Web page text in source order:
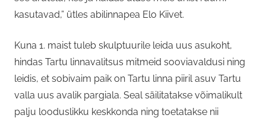
kasutavad,” ütles abilinnapea Elo Kiivet.
Kuna 1. maist tuleb skulptuurile leida uus asukoht,
hindas Tartu linnavalitsus mitmeid sooviavaldusi ning
leidis, et sobivaim paik on Tartu linna piiril asuv Tartu
valla uus avalik pargiala. Seal säilitatakse võimalikult
palju looduslikku keskkonda ning toetatakse nii